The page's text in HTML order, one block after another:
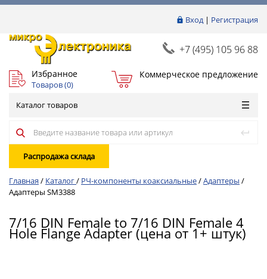
Вход| Регистрация
+7 (495) 105 96 88
Избранное
Товаров (0)
Коммерческое предложение
Каталог товаров
Распродажа склада
Главная / Каталог/ РЧ-компоненты коаксиальные/Адаптеры /
Адаптеры SM3388
7/16 DIN Female to 7/16 DIN Female 4
Hole Flange Adapter (цена от 1+ штук)